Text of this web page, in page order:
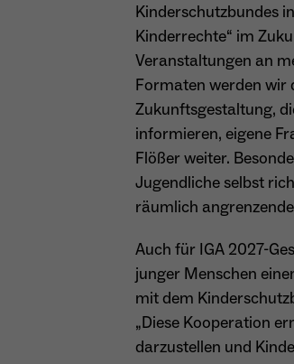
Kinderschutzbundes
Kinderrechte“ im
Veranstaltungen an
Formaten werden wir
Zukunftsgestaltung,
informieren, eigene
Flößer weiter.
Jugendliche selbst
räumlich
Auch für IGA 2027-
junger Menschen
mit dem
„Diese Kooperation
darzustellen und